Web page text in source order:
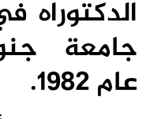
جامعة
عام 1982.